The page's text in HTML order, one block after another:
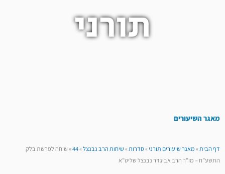
תורני
מאגר השיעורים
דף הבית»מאגר שיעורים תורני»סדרות»שיחות הרב נבנצל»
44
»שיחה לפרשת בלק
התשע”ח – מו”ר הרב אביגדר נבנצל שליט”א